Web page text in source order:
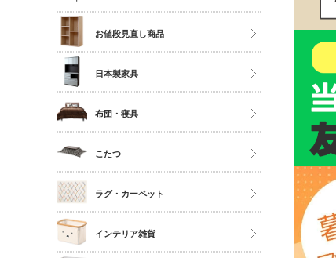
サイドチェスト
センターテーブル
サイドテーブル
お値段見直し商品
日本製家具
布団・寝具
シングル
セミダブル
ダブル以上
夏物布団
こたつ
こたつ
こたつ布団
ラグ・カーペット
正方形
長方形
インテリア雑貨